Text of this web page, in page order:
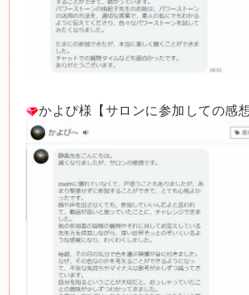
かよぴ様【サロンに参加しての感想